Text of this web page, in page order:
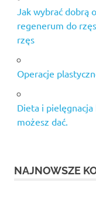
Jak wybrać dobrą
regenerum do
rzęs
Operacje
Dieta i
możesz dać.
NAJNOWSZE